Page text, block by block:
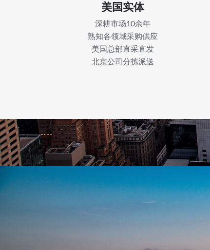
美国实体
深耕市场10余年
熟知各领域采购供应
美国总部直采直发
北京公司分拣派送